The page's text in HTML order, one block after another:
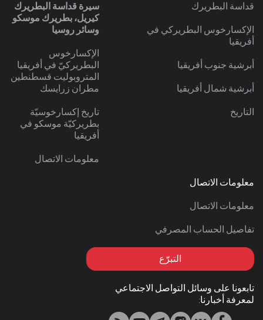
قداسة البطريرك
الإكسارخوس البطريركي في
أفريقيا
أبرشية جنوب أفريقيا
أبرشية شمال أفريقيا
التاريخ
سيرة قداسة البطريرك
كيريل، بطريرك موسكو
وسائر روسيا
الإكسارخوس
البطريركيّ في أفريقيا
المتروبوليت قسطنطين
مطران زرايسك
تاريخ إكسارخوسيّة
بطريركيّة موسكو في
أفريقيا
معلومات الاتصال
معلومات الاتصال
معلومات الاتصال
تفاصيل الحساب المصرفي
التبرّع
تابعونا على وسائل التواصل الاجتماعي
لمعرفة أخبارنا: